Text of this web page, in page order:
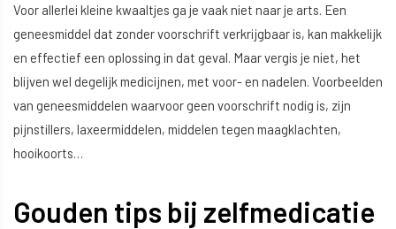
Voor allerlei kleine kwaaltjes ga je vaak niet naar je arts. Een
geneesmiddel dat zonder voorschrift verkrijgbaar is, kan makkelijk
en effectief een oplossing in dat geval. Maar vergis je niet, het
blijven wel degelijk medicijnen, met voor- en nadelen. Voorbeelden
van geneesmiddelen waarvoor geen voorschrift nodig is, zijn
pijnstillers, laxeermiddelen, middelen tegen maagklachten,
hooikoorts…
Gouden tips bij zelfmedicatie